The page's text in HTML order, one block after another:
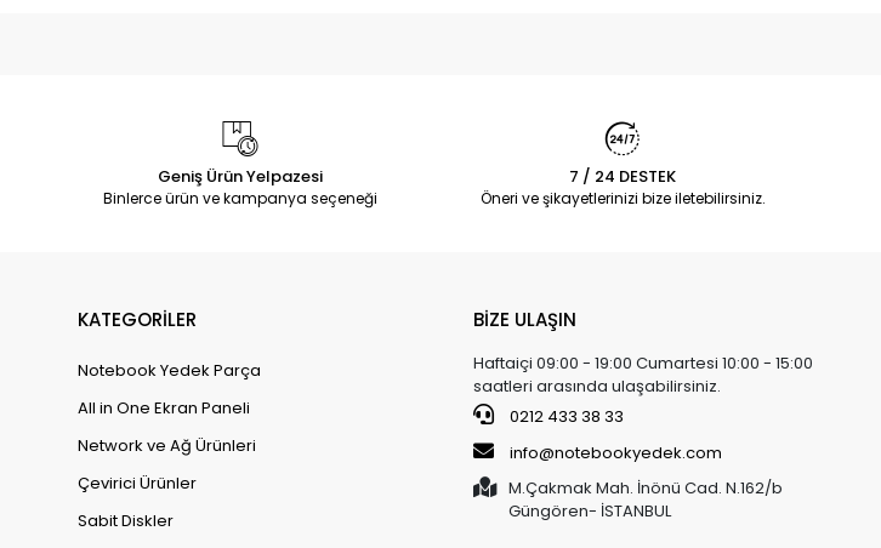
Geniş Ürün Yelpazesi
Binlerce ürün ve kampanya seçeneği
7 / 24 DESTEK
Öneri ve şikayetlerinizi bize iletebilirsiniz.
KATEGORİLER
Notebook Yedek Parça
All in One Ekran Paneli
Network ve Ağ Ürünleri
Çevirici Ürünler
Sabit Diskler
BİZE ULAŞIN
Haftaiçi 09:00 - 19:00 Cumartesi 10:00 - 15:00
saatleri arasında ulaşabilirsiniz.
0212 433 38 33
info@notebookyedek.com
M.Çakmak Mah. İnönü Cad. N.162/b
Güngören- İSTANBUL